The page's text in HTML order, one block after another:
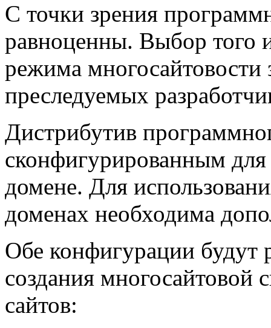
С точки зрения
равноценны. Выбор того
режима многосайтовости
преследуемых
Дистрибутив
сконфигурированным
домене. Для
доменах необходима
Обе конфигурации будут
создания многосайтовой
сайтов: